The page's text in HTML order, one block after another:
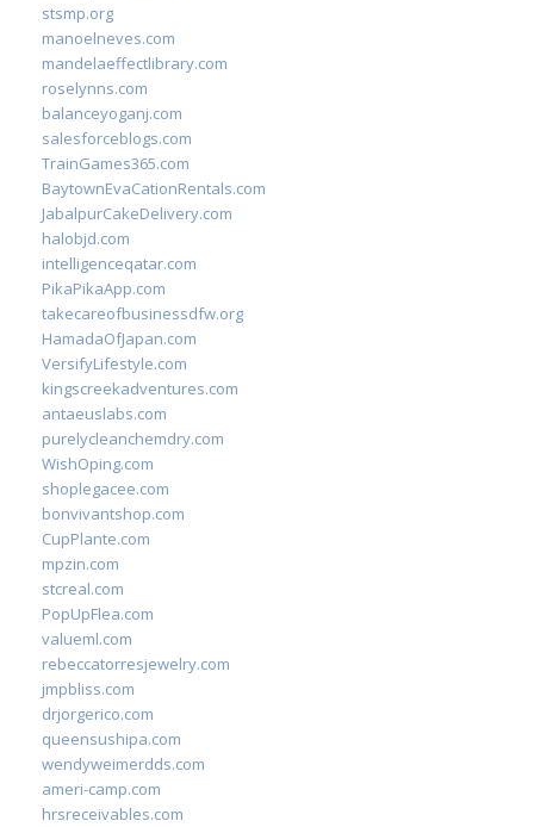
stsmp.org
manoelneves.com
mandelaeffectlibrary.com
roselynns.com
balanceyoganj.com
salesforceblogs.com
TrainGames365.com
BaytownEvaCationRentals.com
JabalpurCakeDelivery.com
halobjd.com
intelligenceqatar.com
PikaPikaApp.com
takecareofbusinessdfw.org
HamadaOfJapan.com
VersifyLifestyle.com
kingscreekadventures.com
antaeuslabs.com
purelycleanchemdry.com
WishOping.com
shoplegacee.com
bonvivantshop.com
CupPlante.com
mpzin.com
stcreal.com
PopUpFlea.com
valueml.com
rebeccatorresjewelry.com
jmpbliss.com
drjorgerico.com
queensushipa.com
wendyweimerdds.com
ameri-camp.com
hrsreceivables.com